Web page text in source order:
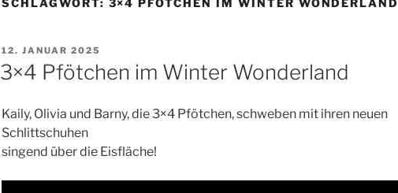
SCHLAGWORT: 3×4 PFÖTCHEN IM WINTER WONDERLAND
VERÖFFENTLICHT
AM
12. JANUAR 2025
3×4 Pfötchen im Winter Wonderland
Kaily, Olivia und Barny, die 3×4 Pfötchen, schweben mit ihren neuen
Schlittschuhen
singend über die Eisfläche!